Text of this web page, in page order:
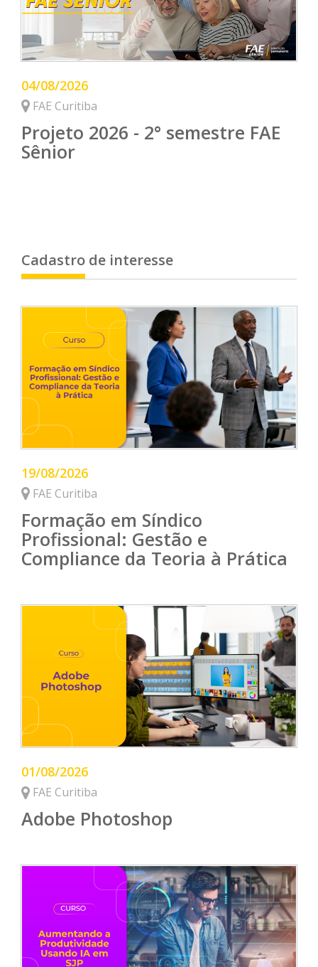
04/08/2026
FAE Curitiba
Projeto 2026 - 2° semestre FAE
Sênior
Cadastro de interesse
19/08/2026
FAE Curitiba
Formação em Síndico
Profissional: Gestão e
Compliance da Teoria à Prática
01/08/2026
FAE Curitiba
Adobe Photoshop